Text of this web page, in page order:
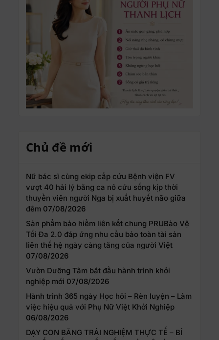
Chủ đề mới
Nữ bác sĩ cùng ekip cấp cứu Bệnh viện FV
vượt 40 hải lý bằng ca nô cứu sống kịp thời
thuyền viên người Nga bị xuất huyết não giữa
đêm 07/08/2026
Sản phẩm bảo hiểm liên kết chung PRUBảo Vệ
Tối Đa 2.0 đáp ứng nhu cầu bảo toàn tài sản
liên thế hệ ngày càng tăng của người Việt
07/08/2026
Vườn Dưỡng Tâm bắt đầu hành trình khởi
nghiệp mới 07/08/2026
Hành trình 365 ngày Học hỏi – Rèn luyện – Làm
việc hiệu quả với Phụ Nữ Việt Khởi Nghiệp
06/08/2026
DẠY CON BẰNG TRẢI NGHIỆM THỰC TẾ – BÍ